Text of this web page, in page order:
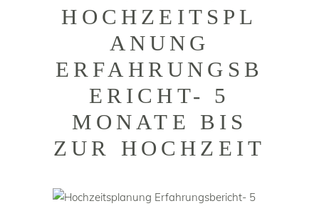
HOCHZEITSPL
ANUNG
ERFAHRUNGSB
ERICHT- 5
MONATE BIS
ZUR HOCHZEIT